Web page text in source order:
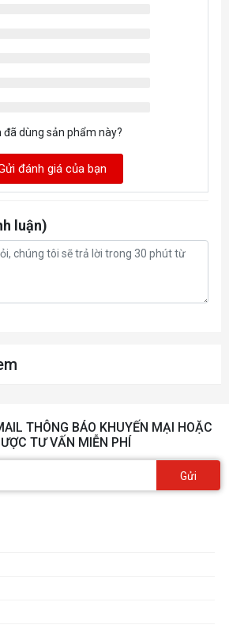
đã dùng sản phẩm này?
đánh giá của bạn
luận)
THÔNG BÁO KHUYẾN MẠI HOẶC
TƯ VẤN MIỄN PHÍ
Gửi